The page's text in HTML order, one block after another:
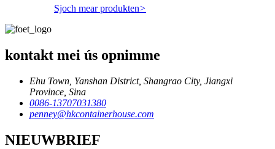
Sjoch mear produkten>
kontakt mei ús opnimme
Ehu Town, Yanshan District, Shangrao City, Jiangxi
Province, Sina
0086-13707031380
penney@hkcontainerhouse.com
NIEUWBRIEF